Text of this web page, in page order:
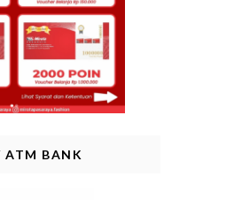
ATM BANK